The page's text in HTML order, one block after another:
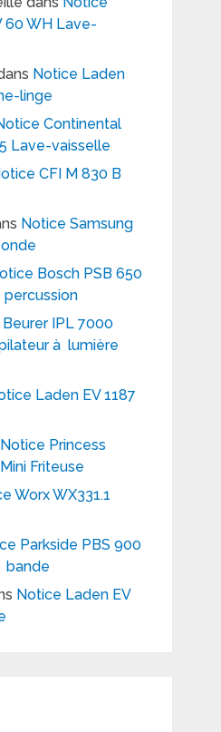
60 WH Lave-
Notice Laden
linge
Continental
Lave-vaisselle
CFI M 830 B
Notice Samsung
Bosch PSB 650
percussion
IPL 7000
à lumière
Laden EV 1187
Notice Princess
Friteuse
Worx WX331.1
Parkside PBS 900
bande
Notice Laden EV